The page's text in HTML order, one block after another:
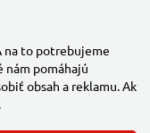
na to potrebujeme
nám pomáhajú
obsah a reklamu. Ak
.